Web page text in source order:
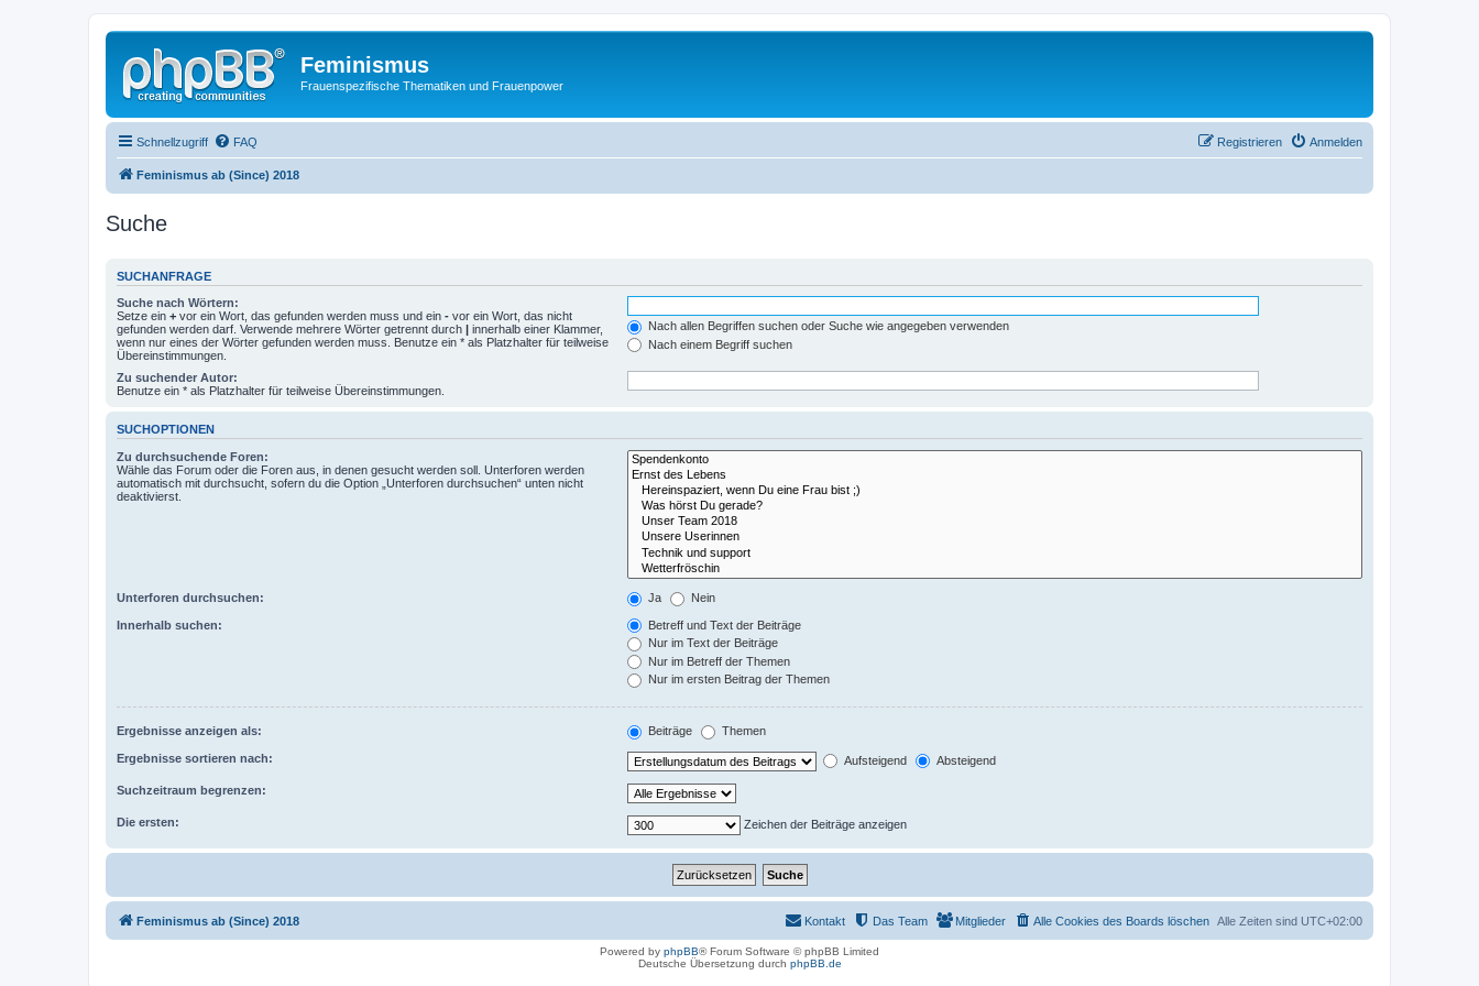
Feminismus
Frauenspezifische Thematiken und Frauenpower
Schnellzugriff FAQ Anmelden
Registrieren
Feminismus ab (Since) 2018
Suche
SUCHANFRAGE
Suche nach Wörtern:
Setze ein + vor ein Wort, das gefunden werden muss und ein - vor ein Wort, das nicht
gefunden werden darf. Verwende mehrere Wörter getrennt durch | innerhalb einer Klammer,
wenn nur eines der Wörter gefunden werden muss. Benutze ein * als Platzhalter für teilweise
Übereinstimmungen.
Nach allen Begriffen suchen oder Suche wie angegeben verwenden
Nach einem Begriff suchen
Zu suchender Autor:
Benutze ein * als Platzhalter für teilweise Übereinstimmungen.
SUCHOPTIONEN
Zu durchsuchende Foren:
Wähle das Forum oder die Foren aus, in denen gesucht werden soll. Unterforen werden
automatisch mit durchsucht, sofern du die Option „Unterforen durchsuchen“ unten nicht
deaktivierst.
Unterforen durchsuchen: Ja Nein
Innerhalb suchen:
Betreff und Text der Beiträge
Nur im Text der Beiträge
Nur im Betreff der Themen
Nur im ersten Beitrag der Themen
Ergebnisse anzeigen als: Beiträge Themen
Ergebnisse sortieren nach: Aufsteigend Absteigend
Suchzeitraum begrenzen:
Die ersten: Zeichen der Beiträge anzeigen
Feminismus ab (Since) 2018 Alle Zeiten sind UTC+02:00
Alle Cookies des Boards löschen
Mitglieder
Das Team
Kontakt
Powered by phpBB® Forum Software © phpBB Limited
Deutsche Übersetzung durch phpBB.de